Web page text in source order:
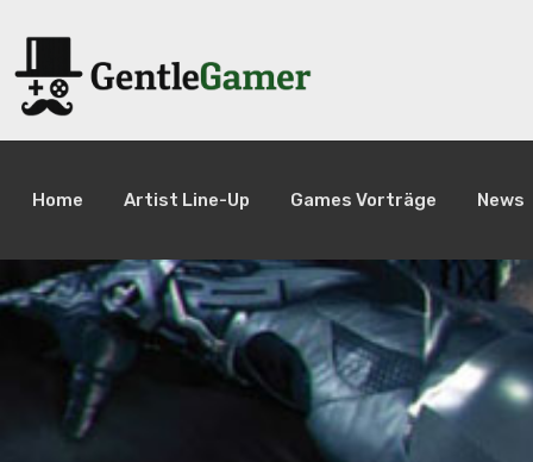
Home Artist Line-Up Games Vorträge News